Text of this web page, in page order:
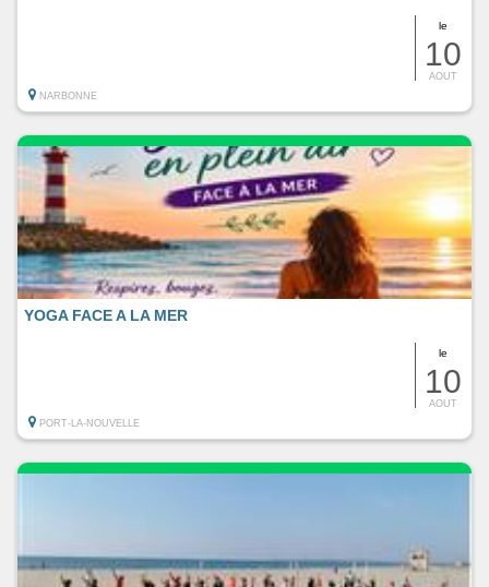
le
10
AOUT
NARBONNE
le
10
AOUT
YOGA FACE A LA MER
PORT-LA-NOUVELLE